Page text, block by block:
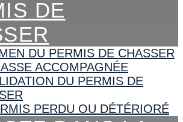
DE
DU PERMIS DE CHASSER
ACCOMPAGNÉE
DU PERMIS DE
PERDU OU DÉTÉRIORÉ